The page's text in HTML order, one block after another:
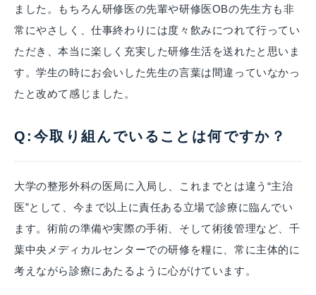
ました。もちろん研修医の先輩や研修医OBの先生方も非
常にやさしく、仕事終わりには度々飲みにつれて行ってい
ただき、本当に楽しく充実した研修生活を送れたと思いま
す。学生の時にお会いした先生の言葉は間違っていなかっ
たと改めて感じました。
Q:今取り組んでいることは何ですか？
大学の整形外科の医局に入局し、これまでとは違う“主治
医”として、今まで以上に責任ある立場で診療に臨んでい
ます。術前の準備や実際の手術、そして術後管理など、千
葉中央メディカルセンターでの研修を糧に、常に主体的に
考えながら診療にあたるように心がけています。